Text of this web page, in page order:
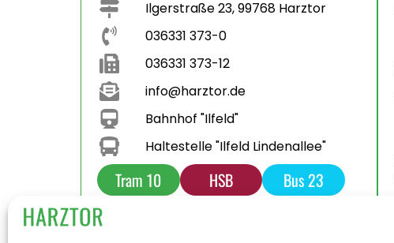
Ilgerstraße 23, 99768 Harztor
036331 373-0
036331 373-12
info@harztor.de
Bahnhof "Ilfeld"
Haltestelle "Ilfeld Lindenallee"
Tram 10 HSB
Bus 23